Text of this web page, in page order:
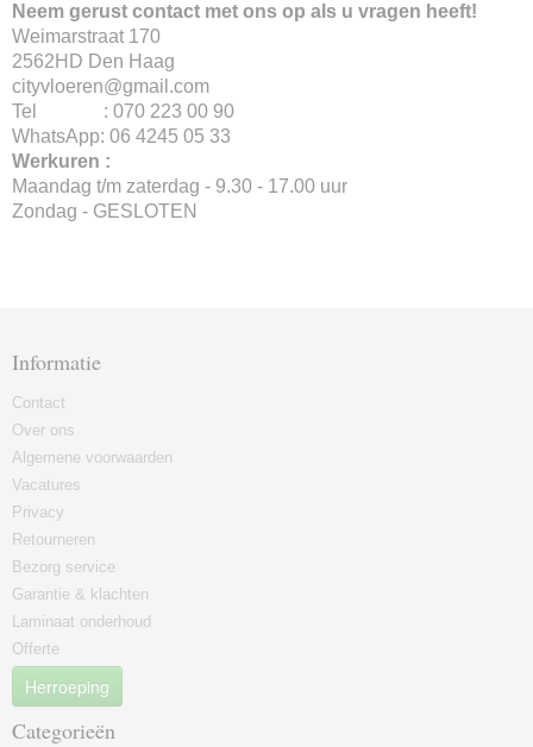
Neem gerust contact met ons op als u vragen heeft!
Weimarstraat 170
2562HD Den Haag
cityvloeren@gmail.com
Tel : 070 223 00 90
WhatsApp: 06 4245 05 33
Werkuren :
Maandag t/m zaterdag - 9.30 - 17.00 uur
Zondag - GESLOTEN
Informatie
Contact
Over ons
Algemene voorwaarden
Vacatures
Privacy
Retourneren
Bezorg service
Garantie & klachten
Laminaat onderhoud
Offerte
Herroeping
Categorieën